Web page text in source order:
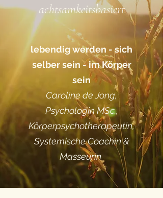
achtsamkeitsbasiert
lebendig werden - sich
selber sein - im Körper
sein
Caroline de Jong,
Psychologin MSc.,
Körperpsychotherapeutin,
Systemische Coachin &
Masseurin